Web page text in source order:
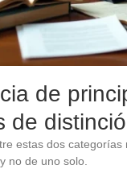
de
de
estas dos
no de uno solo.